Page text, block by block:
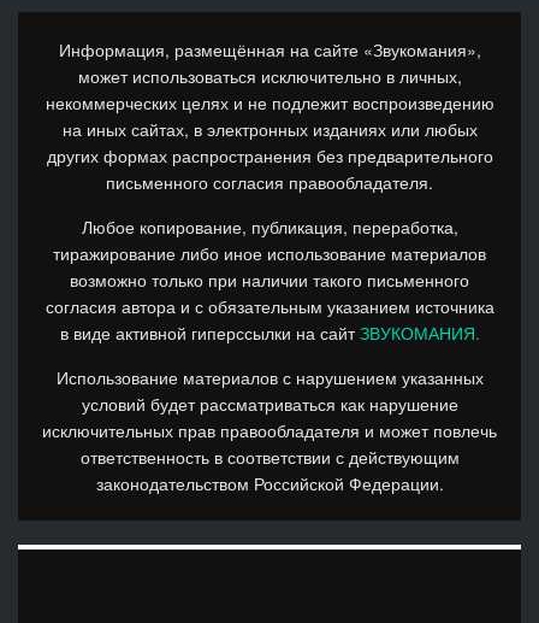
Информация, размещённая на сайте «Звукомания»,
может использоваться исключительно в личных,
некоммерческих целях и не подлежит воспроизведению
на иных сайтах, в электронных изданиях или любых
других формах распространения без предварительного
письменного согласия правообладателя.
Любое копирование, публикация, переработка,
тиражирование либо иное использование материалов
возможно только при наличии такого письменного
согласия автора и с обязательным указанием источника
в виде активной гиперссылки на сайтЗВУКОМАНИЯ.
Использование материалов с нарушением указанных
условий будет рассматриваться как нарушение
исключительных прав правообладателя и может повлечь
ответственность в соответствии с действующим
законодательством Российской Федерации.